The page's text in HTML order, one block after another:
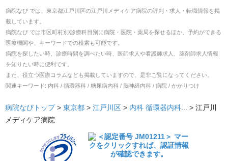
病院なび では、 東京都江戸川区の江戸川メディケア病院の評判・求人・転職情報を掲
載しています。
病院なび では市区町村別/診療科目別に病院・医院・薬局を探せるほか、予約ができる
医療機関や、キーワードでの検索も可能です。
病院を探したい時、診療時間を調べたい時、医師求人や看護師求人、薬剤師求人情報
を知りたい時に便利です。
また、役立つ医療コラムなども掲載していますので、是非ご覧になってください。
関連キーワード: 内科 / 循環器科 / 糖尿病内科 / 脳神経内科 / 病院 / かかりつけ
病院なびトップ> 東京都 > 江戸川区 > 内科 循環器内科 ... > 江戸川
メディケア病院